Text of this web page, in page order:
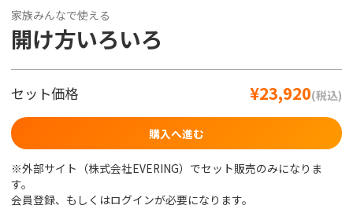
家族みんなで使える
開け方いろいろ
セット価格 ¥23,920(税込)
購入へ進む
※外部サイト（株式会社EVERING）でセット販売のみになりま
す。
会員登録、もしくはログインが必要になります。